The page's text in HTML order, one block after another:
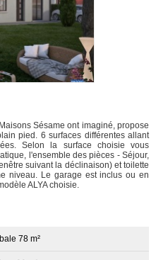
Sésame ont imaginé, propose
pied. 6 surfaces différentes allant
Selon la surface choisie vous
l'ensemble des pièces - Séjour,
suivant la déclinaison) et toilette
niveau. Le garage est inclus ou en
ALYA choisie.
78 m²